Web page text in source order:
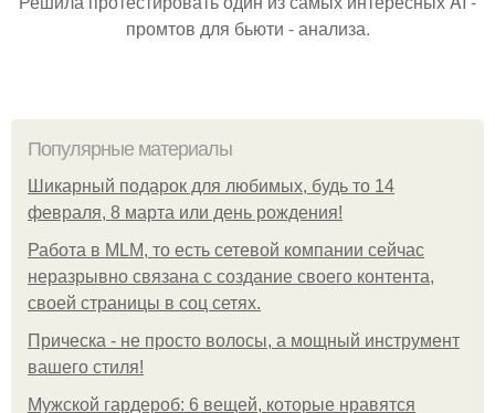
промтов для бьюти - анализа.
Популярные материалы
Шикарный подарок для любимых, будь то 14
февраля, 8 марта или день рождения!
Работа в MLM, то есть сетевой компании сейчас
неразрывно связана с создание своего контента,
своей страницы в соц сетях.
Прическа - не просто волосы, а мощный инструмент
вашего стиля!
Мужской гардероб: 6 вещей, которые нравятся